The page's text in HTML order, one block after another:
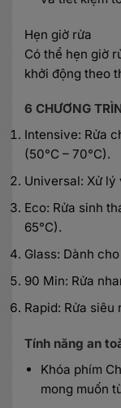
Hẹn giờ rửa
Có thể hẹn giờ
khởi động theo
6 CHƯƠNG
Intensive: Rửa
(50°C – 70°C).
Universal: Xử lý
Eco: Rửa sinh
65°C).
Glass: Dành
90 Min: Rửa
Rapid: Rửa siêu
Tính năng an
Khóa phím
mong muốn